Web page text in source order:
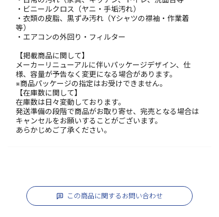
・ビニールクロス（ヤニ・手垢汚れ）
・衣類の皮脂、黒ずみ汚れ（Yシャツの襟袖・作業着
等）
・エアコンの外回り・フィルター
【掲載商品に関して】
メーカーリニューアルに伴いパッケージデザイン、仕
様、容量が予告なく変更になる場合があります。
※商品パッケージの指定はお受けできません。
【在庫数に関して】
在庫数は日々変動しております。
発送準備の段階で商品がお取り寄せ、完売となる場合は
キャンセルをお願いすることがございます。
あらかじめご了承ください。
この商品に関するお問い合わせ